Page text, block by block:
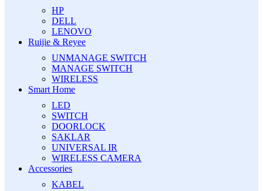
HP
DELL
LENOVO
Ruijie & Reyee
UNMANAGE SWITCH
MANAGE SWITCH
WIRELESS
Smart Home
LED
SWITCH
DOORLOCK
SAKLAR
UNIVERSAL IR
WIRELESS CAMERA
Accessories
KABEL